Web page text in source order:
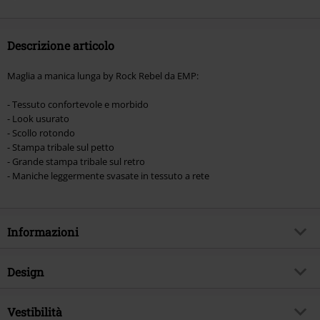
Descrizione articolo
Maglia a manica lunga by Rock Rebel da EMP:
- Tessuto confortevole e morbido
- Look usurato
- Scollo rotondo
- Stampa tribale sul petto
- Grande stampa tribale sul retro
- Maniche leggermente svasate in tessuto a rete
Informazioni
Codice articolo
Design
Tipologia prodotto
Vestibilità